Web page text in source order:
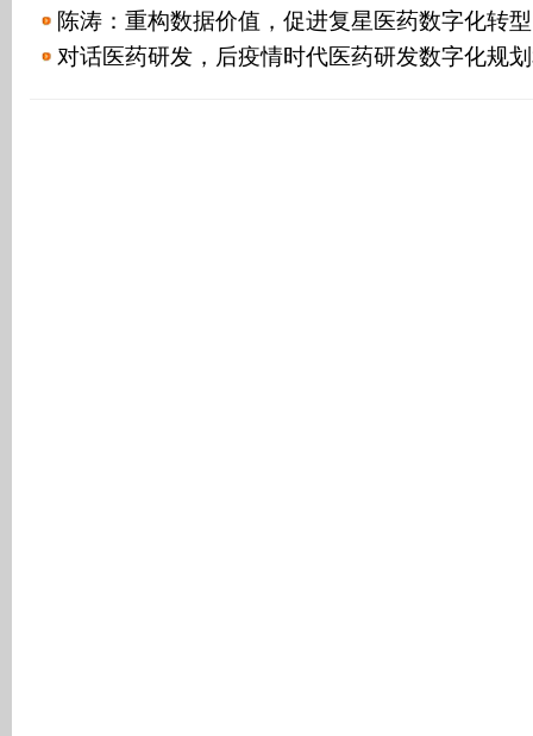
陈涛：重构数据价值，促进复星医药数字化转型
对话医药研发，后疫情时代医药研发数字化规